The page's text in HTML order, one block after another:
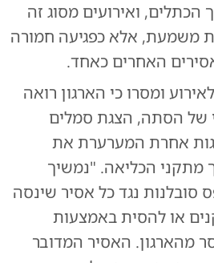
ואירועים מסוג זה
משמעת, אלא כפגיעה חמורה
האחרים כאחד.
ומסרו כי הארגון רואה
של הסתה, הצגת סמלים
אחרת המערערת את
מתקני הכליאה. "נמשיך
סובלנות נגד כל אסיר שינסה
או להסית באמצעות
מהארגון. האסיר המדובר